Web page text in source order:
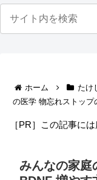
ホーム たけ
の医学 物忘れストップ
［PR］この記事に
みんなの家庭